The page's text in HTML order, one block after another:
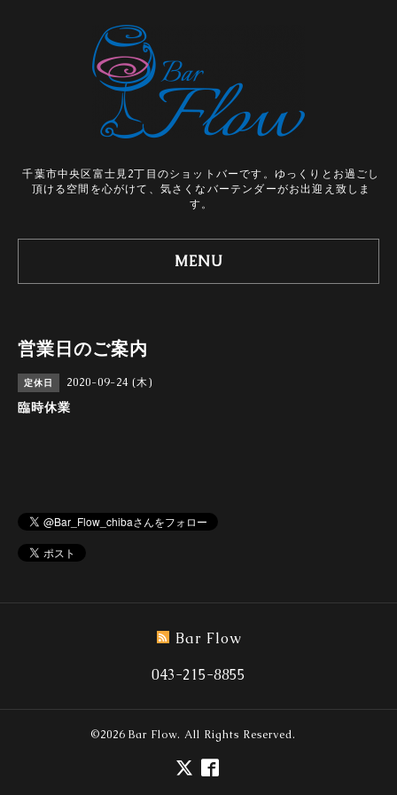
千葉市中央区富士見2丁目のショットバーです。ゆっくりとお過ごし
頂ける空間を心がけて、気さくなバーテンダーがお出迎え致しま
す。
MENU
営業日のご案内
定休日 2020-09-24 (木)
臨時休業
Bar Flow
043-215-8855
©2026 Bar Flow. All Rights Reserved.